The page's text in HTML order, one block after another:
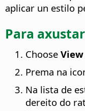
aplicar un estilo
Para
Choose
Prema na
Na lista de
dereito do